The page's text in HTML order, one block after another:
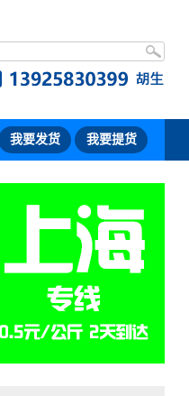
我要发货 我要提货